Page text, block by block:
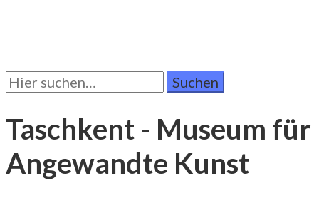
Suchen
Sie
Taschkent - Museum für
Angewandte Kunst